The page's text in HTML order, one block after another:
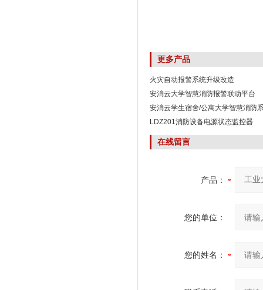
更多产品
火灾自动报警系统升级改造
安消云大学智慧消防报警联动平台
安消云学生宿舍/公寓大学智慧消防
LDZ201消防设备电源状态监控器
在线留言
产品：
您的单位：
您的姓名：